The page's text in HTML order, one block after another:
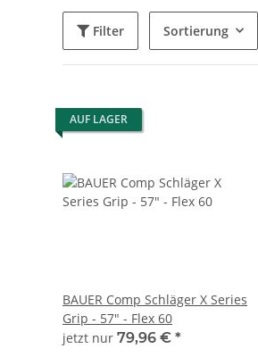
Filter Sortierung
AUF LAGER
BAUER Comp Schläger X Series
Grip - 57" - Flex 60
jetzt nur 79,96 € *